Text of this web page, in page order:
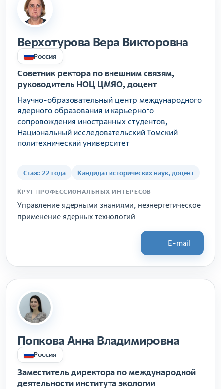
Верхотурова Вера Викторовна
Россия
Советник ректора по внешним связям,
руководитель НОЦ ЦМЯО, доцент
Научно-образовательный центр международного
ядерного образования и карьерного
сопровождения иностранных студентов,
Национальный исследовательский Томский
политехнический университет
Стаж: 22 года Кандидат исторических наук, доцент
КРУГ ПРОФЕССИОНАЛЬНЫХ ИНТЕРЕСОВ
Управление ядерными знаниями, неэнергетическое
применение ядерных технологий
E-mail
Попкова Анна Владимировна
Россия
Заместитель директора по международной
деятельности института экологии